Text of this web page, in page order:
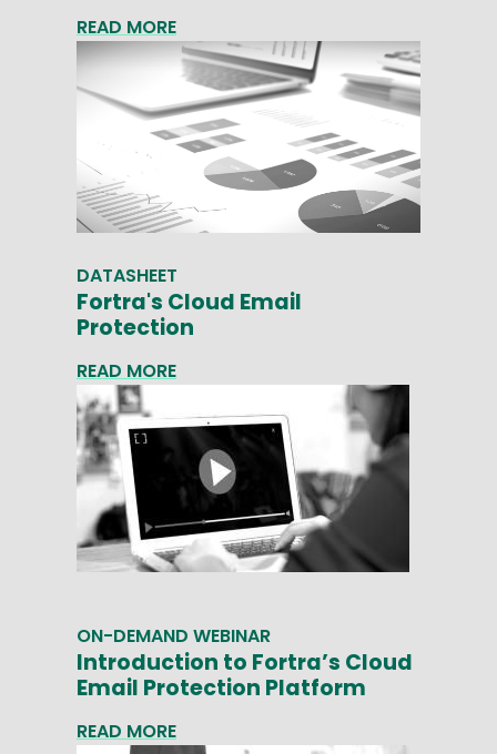
READ MORE
DATASHEET
Fortra's Cloud Email
Protection
READ MORE
ON-DEMAND WEBINAR
Introduction to Fortra’s Cloud
Email Protection Platform
READ MORE